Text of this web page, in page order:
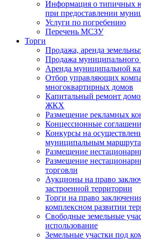
Информация о типичных
при предоставлении
Услуги по погребению
Перечень МСЗУ
Торги
Продажа, аренда
Продажа муниципального
Аренда муниципальной
Отбор управляющих
многоквартирных домов
Капитальный ремонт
ЖКХ
Размещение рекламных
Концессионные
Конкурсы на
муниципальным
Размещение
Размещение
торговли
Аукционы на право
застроенной территории
Торги на право
комплексном развитии
Свободные земельные
использование
Земельные участки под